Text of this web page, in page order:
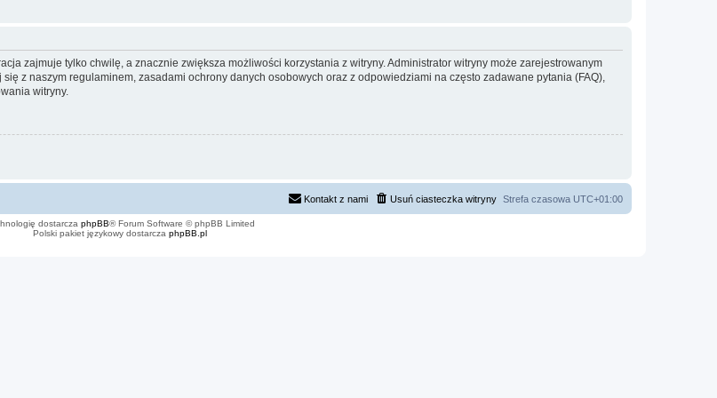
zajmuje tylko chwilę, a znacznie zwiększa możliwości korzystania z witryny. Administrator witryny może zarejestrowanym
z naszym regulaminem, zasadami ochrony danych osobowych oraz z odpowiedziami na często zadawane pytania (FAQ),
witryny.
Strefa czasowa UTC+01:00
Usuń ciasteczka witryny
Kontakt z nami
dostarcza phpBB® Forum Software © phpBB Limited
Polski pakiet językowy dostarcza phpBB.pl